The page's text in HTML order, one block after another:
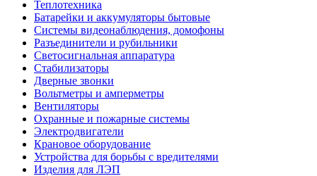
Теплотехника
Батарейки и аккумуляторы бытовые
Системы видеонаблюдения, домофоны
Разъединители и рубильники
Светосигнальная аппаратура
Стабилизаторы
Дверные звонки
Вольтметры и амперметры
Вентиляторы
Охранные и пожарные системы
Электродвигатели
Крановое оборудование
Устройства для борьбы с вредителями
Изделия для ЛЭП